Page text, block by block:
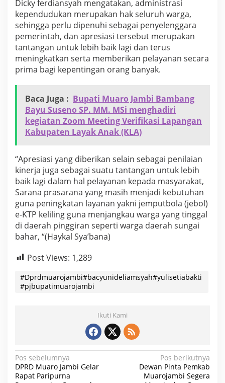
D
i
s
d
u
k
c
p
Dicky ferdiansyah mengatakan, administrasi
kependudukan merupakan hak seluruh warga,
sehingga perlu dipenuhi sebagai penyelenggara
pemerintah, dan apresiasi tersebut merupakan
tantangan untuk lebih baik lagi dan terus
meningkatkan serta memberikan pelayanan secara
prima bagi kepentingan orang banyak.
Baca Juga : Bupati Muaro Jambi Bambang
Bayu Suseno SP. MM. MSi menghadiri
kegiatan Zoom Meeting Verifikasi Lapangan
Kabupaten Layak Anak (KLA)
“Apresiasi yang diberikan selain sebagai penilaian
kinerja juga sebagai suatu tantangan untuk lebih
baik lagi dalam hal pelayanan kepada masyarakat,
Sarana prasarana yang masih menjadi kebutuhan
guna peningkatan layanan yakni jemputbola (jebol)
e-KTP keliling guna menjangkau warga yang tinggal
di daerah pinggiran seperti warga daerah sungai
bahar, “(Haykal Sya’bana)
Post Views: 1,289
#Dprdmuarojambi#bacyunideliamsyah#yulisetiabakti
#pjbupatimuarojambi
Ikuti Kami
N
a
Pos sebelumnya
DPRD Muaro Jambi Gelar
Rapat Paripurna
Pos berikutnya
Dewan Pinta Pemkab
Muarojambi Segera